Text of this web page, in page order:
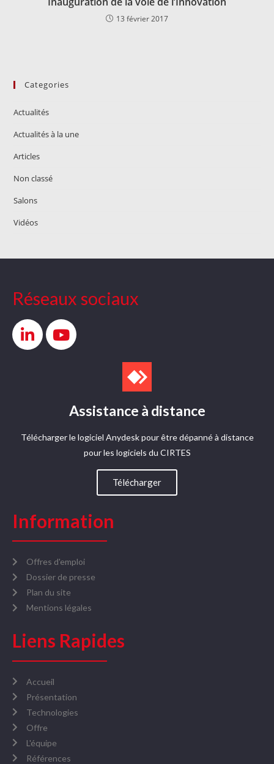
13 février 2017
Categories
Actualités
Actualités à la une
Articles
Non classé
Salons
Vidéos
Réseaux sociaux
Assistance à distance
Télécharger le logiciel Anydesk pour être dépanné à distance
pour les logiciels du CIRTES​
Télécharger
Information
Offres d'emploi
Dossier de presse
Plan du site
Mentions légales
Liens Rapides
Accueil
Présentation
Technologies
Offre
L'équipe
Références